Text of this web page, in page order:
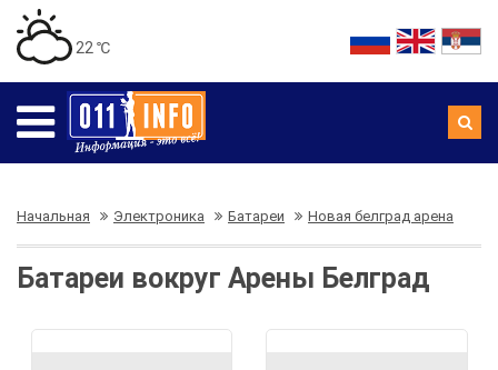
22 ℃
Начальная Электроника Батареи Новая белград арена
Батареи вокруг Арены Белград